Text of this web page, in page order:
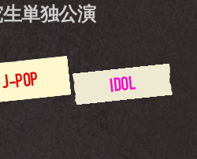
単独公演
IDOL
J-POP